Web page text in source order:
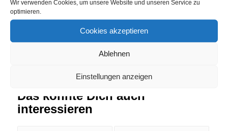
Wir verwenden Cookies, um unsere Website und unseren Service zu
optimieren.
Cookies akzeptieren
Ablehnen
Einstellungen anzeigen
Das könnte Dich auch
interessieren